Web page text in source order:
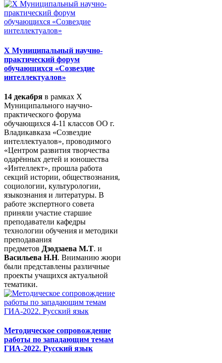
X Муниципальный научно-
практический форум
обучающихся «Созвездие
интеллектуалов»
14 декабря в рамках X
Муниципального научно-
практического форума
обучающихся 4-11 классов ОО г.
Владикавказа «Созвездие
интеллектуалов», проводимого
«Центром развития творчества
одарённых детей и юношества
«Интеллект», прошла работа
секций истории, обществознания,
социологии, культурологии,
языкознания и литературы. В
работе экспертного совета
приняли участие старшие
преподаватели кафедры
технологии обучения и методики
преподавания
предметов Дзодзаева М.Т. и
Васильева Н.Н. Вниманию жюри
были представлены различные
проекты учащихся актуальной
тематики.
Методическое сопровождение
работы по западающим темам
ГИА-2022. Русский язык